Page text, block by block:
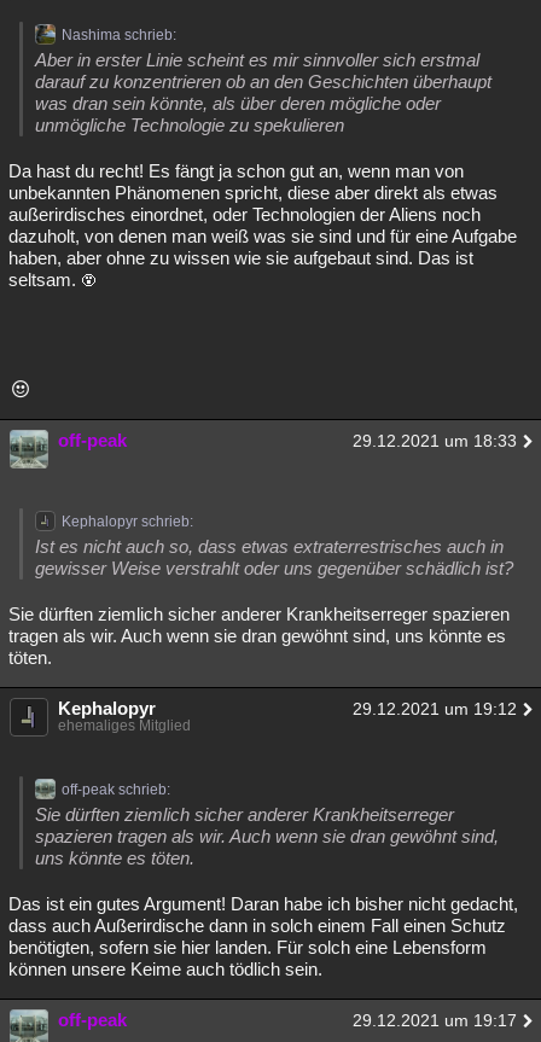
Nashima schrieb:
Aber in erster Linie scheint es mir sinnvoller sich erstmal
darauf zu konzentrieren ob an den Geschichten überhaupt
was dran sein könnte, als über deren mögliche oder
unmögliche Technologie zu spekulieren
Da hast du recht! Es fängt ja schon gut an, wenn man von
unbekannten Phänomenen spricht, diese aber direkt als etwas
außerirdisches einordnet, oder Technologien der Aliens noch
dazuholt, von denen man weiß was sie sind und für eine Aufgabe
haben, aber ohne zu wissen wie sie aufgebaut sind. Das ist
seltsam.
off-peak 29.12.2021 um 18:33
Kephalopyr schrieb:
Ist es nicht auch so, dass etwas extraterrestrisches auch in
gewisser Weise verstrahlt oder uns gegenüber schädlich ist?
Sie dürften ziemlich sicher anderer Krankheitserreger spazieren
tragen als wir. Auch wenn sie dran gewöhnt sind, uns könnte es
töten.
Kephalopyr 29.12.2021 um 19:12
ehemaliges Mitglied
off-peak schrieb:
Sie dürften ziemlich sicher anderer Krankheitserreger
spazieren tragen als wir. Auch wenn sie dran gewöhnt sind,
uns könnte es töten.
Das ist ein gutes Argument! Daran habe ich bisher nicht gedacht,
dass auch Außerirdische dann in solch einem Fall einen Schutz
benötigten, sofern sie hier landen. Für solch eine Lebensform
können unsere Keime auch tödlich sein.
off-peak 29.12.2021 um 19:17